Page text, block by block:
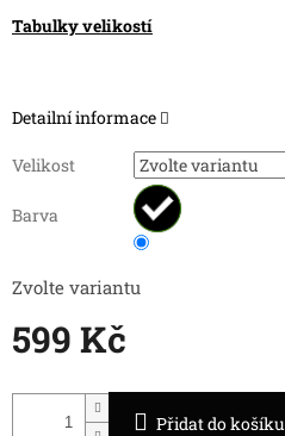
599 Kč
cena:
Zvolte variantu
Velikost
Barva
Přidat do košíku
Tabulky velikostí
Detailní informace